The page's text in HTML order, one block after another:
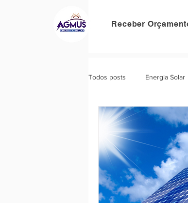
Receber
Todos posts Energia Solar
valorização do imóvel